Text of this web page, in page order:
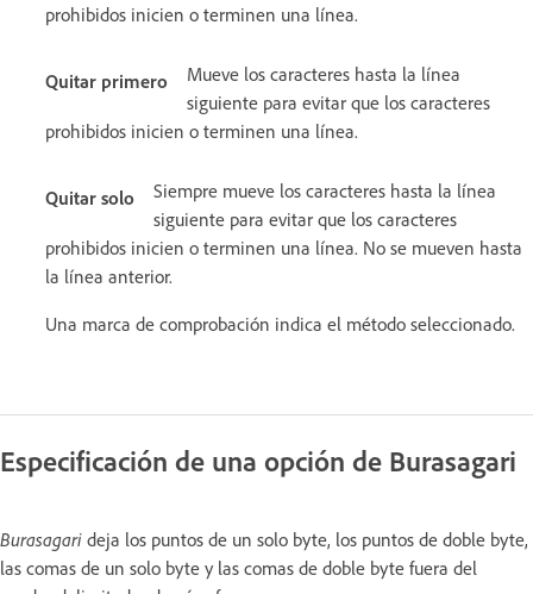
prohibidos inicien o terminen una línea.
Quitar primero
Mueve los caracteres hasta la línea
siguiente para evitar que los caracteres
prohibidos inicien o terminen una línea.
Quitar solo
Siempre mueve los caracteres hasta la línea
siguiente para evitar que los caracteres
prohibidos inicien o terminen una línea. No se mueven hasta
la línea anterior.
Una marca de comprobación indica el método seleccionado.
Especificación de una opción de Burasagari
Burasagari deja los puntos de un solo byte, los puntos de doble byte,
las comas de un solo byte y las comas de doble byte fuera del